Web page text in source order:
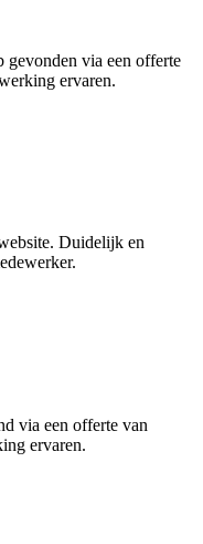
gevonden via een offerte
ervaren.
Duidelijk en
via een offerte van
ervaren.